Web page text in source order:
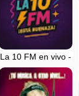
La 10 FM en vivo -
Lima, Peru